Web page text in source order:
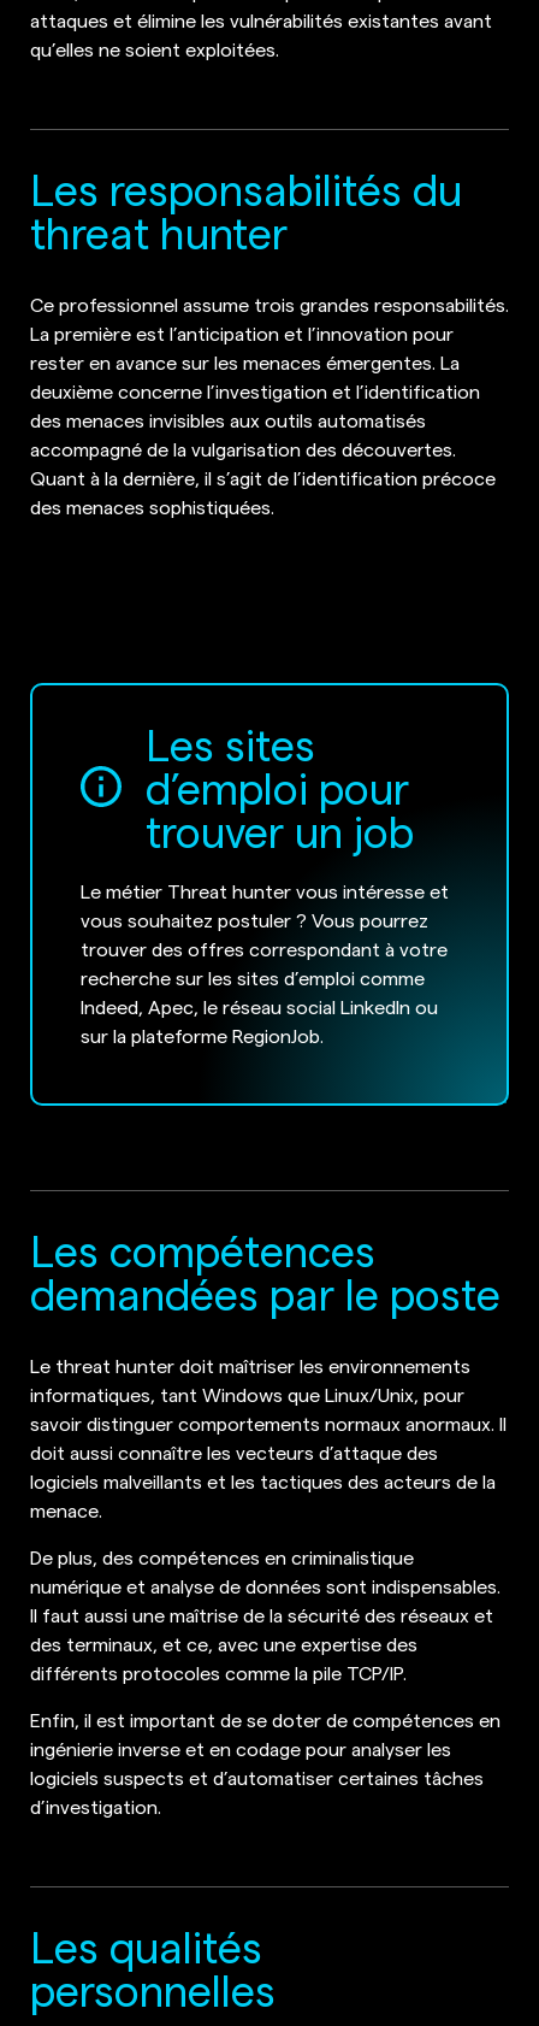
attaques et élimine les vulnérabilités existantes avant
qu’elles ne soient exploitées.
Les responsabilités du
threat hunter
Ce professionnel assume trois grandes responsabilités.
La première est l’anticipation et l’innovation pour
rester en avance sur les menaces émergentes. La
deuxième concerne l’investigation et l’identification
des menaces invisibles aux outils automatisés
accompagné de la vulgarisation des découvertes.
Quant à la dernière, il s’agit de l’identification précoce
des menaces sophistiquées.
Les sites
d’emploi pour
trouver un job
Le métier Threat hunter vous intéresse et
vous souhaitez postuler ? Vous pourrez
trouver des offres correspondant à votre
recherche sur les sites d’emploi comme
Indeed, Apec, le réseau social LinkedIn ou
sur la plateforme RegionJob.
Les compétences
demandées par le poste
Le threat hunter doit maîtriser les environnements
informatiques, tant Windows que Linux/Unix, pour
savoir distinguer comportements normaux anormaux. Il
doit aussi connaître les vecteurs d’attaque des
logiciels malveillants et les tactiques des acteurs de la
menace.
De plus, des compétences en criminalistique
numérique et analyse de données sont indispensables.
Il faut aussi une maîtrise de la sécurité des réseaux et
des terminaux, et ce, avec une expertise des
différents protocoles comme la pile TCP/IP.
Enfin, il est important de se doter de compétences en
ingénierie inverse et en codage pour analyser les
logiciels suspects et d’automatiser certaines tâches
d’investigation.
Les qualités
personnelles